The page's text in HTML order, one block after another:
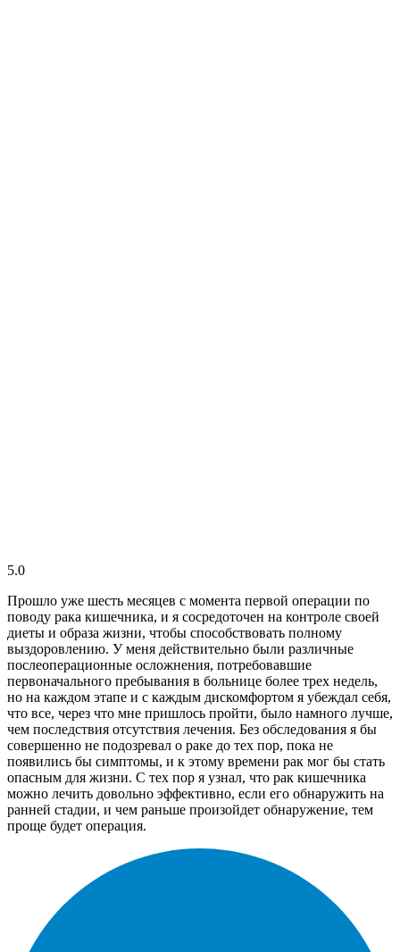
5.0
Прошло уже шесть месяцев с момента первой операции по
поводу рака кишечника, и я сосредоточен на контроле своей
диеты и образа жизни, чтобы способствовать полному
выздоровлению. У меня действительно были различные
послеоперационные осложнения, потребовавшие
первоначального пребывания в больнице более трех недель,
но на каждом этапе и с каждым дискомфортом я убеждал себя,
что все, через что мне пришлось пройти, было намного лучше,
чем последствия отсутствия лечения. Без обследования я бы
совершенно не подозревал о раке до тех пор, пока не
появились бы симптомы, и к этому времени рак мог бы стать
опасным для жизни. С тех пор я узнал, что рак кишечника
можно лечить довольно эффективно, если его обнаружить на
ранней стадии, и чем раньше произойдет обнаружение, тем
проще будет операция.